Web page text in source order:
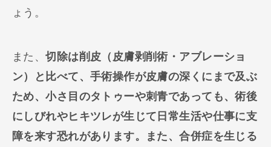
ょう。
また、切除は削皮（皮膚剥削術・アブレーショ
ン）と比べて、手術操作が皮膚の深くにまで及ぶ
ため、小さ目のタトゥーや刺青であっても、術後
にしびれやヒキツレが生じて日常生活や仕事に支
障を来す恐れがあります。また、合併症を生じる